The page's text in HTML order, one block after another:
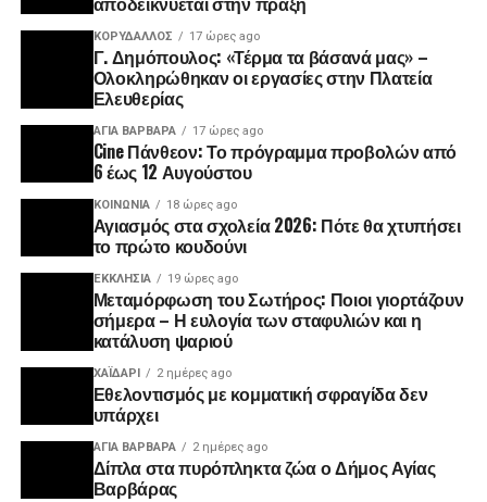
ΚΟΡΥΔΑΛΛΟΣ 17 ώρες ago
Γ. Δημόπουλος: «Τέρμα τα βάσανά μας» –
Ολοκληρώθηκαν οι εργασίες στην Πλατεία
Ελευθερίας
ΑΓΙΑ ΒΑΡΒΑΡΑ 17 ώρες ago
Cine Πάνθεον: Το πρόγραμμα προβολών από
6 έως 12 Αυγούστου
ΚΟΙΝΩΝΊΑ 18 ώρες ago
Αγιασμός στα σχολεία 2026: Πότε θα χτυπήσει
το πρώτο κουδούνι
ΕΚΚΛΗΣΊΑ 19 ώρες ago
Μεταμόρφωση του Σωτήρος: Ποιοι γιορτάζουν
σήμερα – Η ευλογία των σταφυλιών και η
κατάλυση ψαριού
ΧΑΪΔΑΡΙ 2 ημέρες ago
Εθελοντισμός με κομματική σφραγίδα δεν
υπάρχει
ΑΓΙΑ ΒΑΡΒΑΡΑ 2 ημέρες ago
Δίπλα στα πυρόπληκτα ζώα ο Δήμος Αγίας
Βαρβάρας